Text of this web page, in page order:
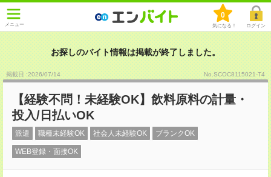
メニュー
0
気になる！ ログイン
お探しのバイト情報は掲載が終了しました。
掲載日 :2026/07/14 No.SCOC8115021-T4
【経験不問！未経験OK】飲料原料の計量・
投入/日払いOK
派遣 職種未経験OK 社会人未経験OK ブランクOK
WEB登録・面接OK